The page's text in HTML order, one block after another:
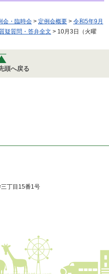
会・臨時会 > 定例会概要 > 令和5年9月
疑質問・答弁全文 > 10月3日（火曜
頭へ戻る
丁目15番1号